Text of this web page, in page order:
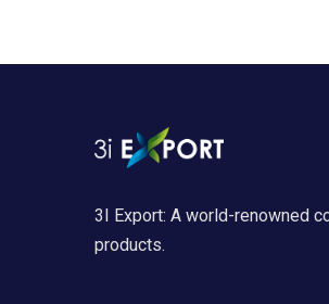
3I Export: A world-renowned
products.